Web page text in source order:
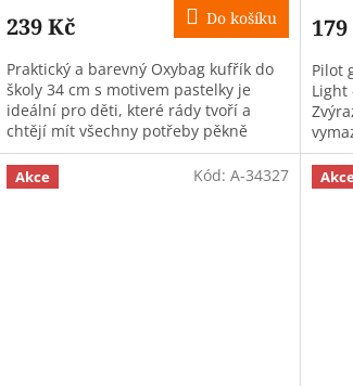
239 Kč Do košíku
Praktický a barevný Oxybag kufřík do
školy 34 cm s motivem pastelky je
ideální pro děti, které rády tvoří a
chtějí mít všechny potřeby pěkně
uspořádané.
Pilot
Light
mm,...
Akce Kód: A-34327 Akce